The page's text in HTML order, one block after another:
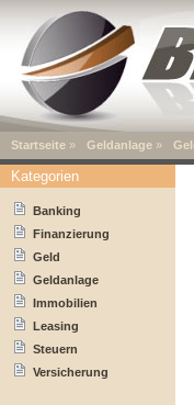
Startseite » Geldanlage »
Kategorien
Banking
Finanzierung
Geld
Geldanlage
Immobilien
Leasing
Steuern
Versicherung